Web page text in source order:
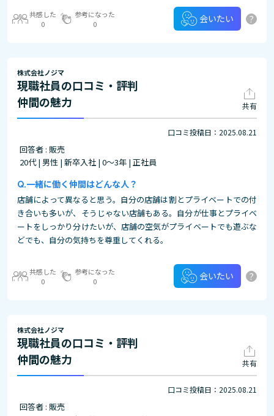
共感した
0
参考になった
0
会いたい ?
株式会社ノジマ
現職社員の口コミ・評判
仲間の魅力
共有
口コミ投稿日：2025.08.21
回答者 : 販売
20代 | 男性 | 新卒入社 | 0～3年 | 正社員
一緒に働く仲間はどんな人？
店舗によって異なると思う。自分の店舗は割とプライベートでの付
き合いも多いが、そうじゃない店舗もある。自分が仕事とプライベ
ートをしっかり分けたいが、店舗の空気がプライベートでも遊ぶな
どでも、自分の気持ちを尊重してくれる。
共感した
0
参考になった
0
会いたい ?
株式会社ノジマ
現職社員の口コミ・評判
仲間の魅力
共有
口コミ投稿日：2025.08.21
回答者 : 販売